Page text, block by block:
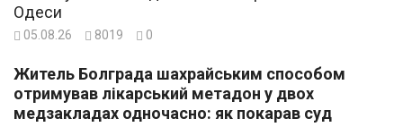
Одеси
05.08.26 8019 0
Житель Болграда шахрайським способом
отримував лікарський метадон у двох
медзакладах одночасно: як покарав суд